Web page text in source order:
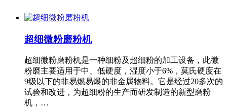
超细微粉磨粉机
超细微粉磨粉机是一种细粉及超细粉的加工设备，此微
粉磨主要适用于中、低硬度，湿度小于6%，莫氏硬度在
9级以下的非易燃易爆的非金属物料。它是经过20多次的
试验和改进，为超细粉的生产而研发制造的新型磨粉
机，…